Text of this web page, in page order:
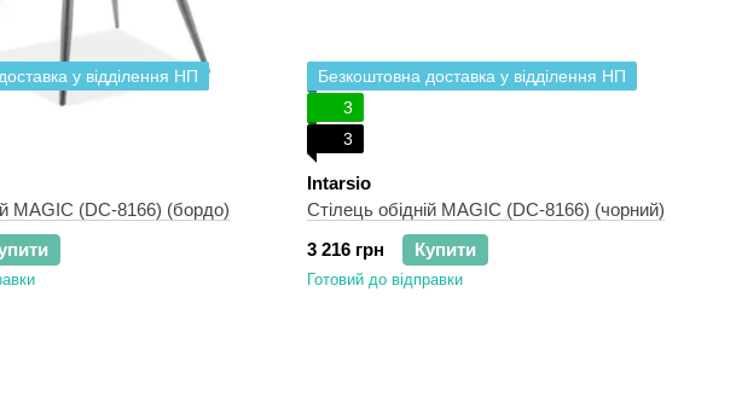
у відділення НП
MAGIC (DC-8166) (бордо)
Безкоштовна доставка у відділення НП
3
3
Intarsio
Стілець обідній MAGIC (DC-8166) (чорний)
3 216 грн
Купити
Готовий до відправки